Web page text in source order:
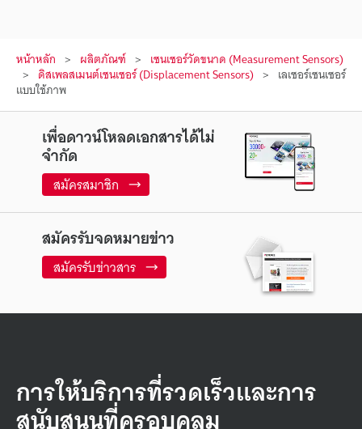
หน้าหลัก ผลิตภัณฑ์ เซนเซอร์วัดขนาด (Measurement Sensors)
ดิสเพลสเมนต์เซนเซอร์ (Displacement Sensors) เลเซอร์เซนเซอร์
แบบใช้ภาพ
เพื่อดาวน์โหลดเอกสารได้ไม่
จำกัด
สมัครสมาชิก
สมัครรับจดหมายข่าว
สมัครรับข่าวสาร
การให้บริการที่รวดเร็วและการ
สนับสนุนที่ครอบคลุม